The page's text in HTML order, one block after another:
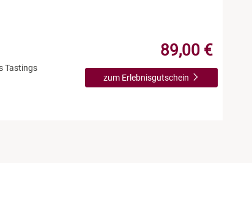
Tastings
89,00 €
zum Erlebnisgutschein